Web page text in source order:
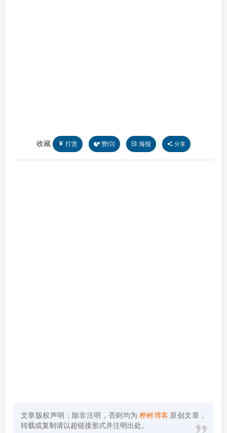
收藏 打赏 赞(0) 海报 分享
文章版权声明：除非注明，否则均为 桦树博客 原创文章，
转载或复制请以超链接形式并注明出处。